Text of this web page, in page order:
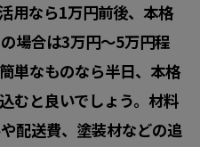
用なら1万円前後、本格
場合は3万円〜5万円程
単なものなら半日、本格
むと良いでしょう。材料
配送費、塗装材などの追